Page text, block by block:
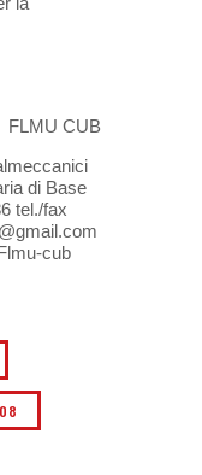
FLMU CUB
di Base
tel./fax
cub